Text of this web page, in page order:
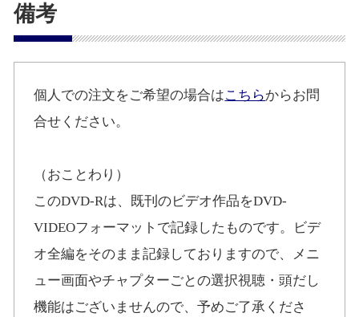
備考
個人での注文をご希望の場合はこちらからお問
合せください。
（おことわり）
このDVD-Rは、既刊のビデオ作品をDVD-
VIDEOフォーマットで記録したものです。ビデ
オ全編をそのまま記録しておりますので、メニ
ュー画面やチャプターごとの選択視聴・頭だし
機能はございませんので、予めご了承くださ